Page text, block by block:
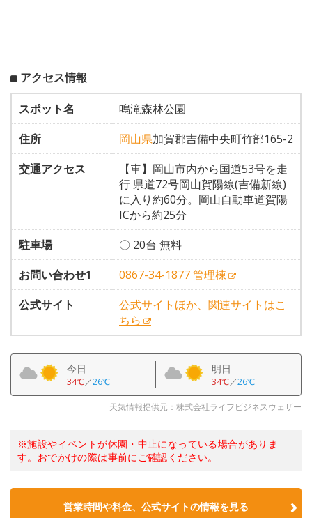
アクセス情報
スポット名
鳴滝森林公園
住所
岡山県加賀郡吉備中央町竹部165-2
交通アクセス
【車】岡山市内から国道53号を走
行 県道72号岡山賀陽線(吉備新線)
に入り約60分。岡山自動車道賀陽
ICから約25分
駐車場
〇 20台 無料
お問い合わせ1
0867-34-1877 管理棟
公式サイト
公式サイトほか、関連サイトはこ
ちら
今日
34℃／26℃
明日
34℃／26℃
天気情報提供元：株式会社ライフビジネスウェザー
※施設やイベントが休園・中止になっている場合がありま
す。おでかけの際は事前にご確認ください。
営業時間や料金、公式サイトの情報を見る